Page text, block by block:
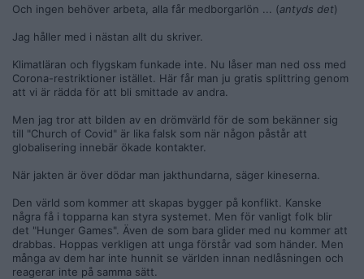
Och ingen behöver arbeta, alla får medborgarlön ... (antyds det)
Jag håller med i nästan allt du skriver.
Klimatläran och flygskam funkade inte. Nu låser man ned oss med
Corona-restriktioner istället. Här får man ju gratis splittring genom
att vi är rädda för att bli smittade av andra.
Men jag tror att bilden av en drömvärld för de som bekänner sig
till "Church of Covid" är lika falsk som när någon påstår att
globalisering innebär ökade kontakter.
När jakten är över dödar man jakthundarna, säger kineserna.
Den värld som kommer att skapas bygger på konflikt. Kanske
några få i topparna kan styra systemet. Men för vanligt folk blir
det "Hunger Games". Även de som bara glider med nu kommer att
drabbas. Hoppas verkligen att unga förstår vad som händer. Men
många av dem har inte hunnit se världen innan nedlåsningen och
reagerar inte på samma sätt.